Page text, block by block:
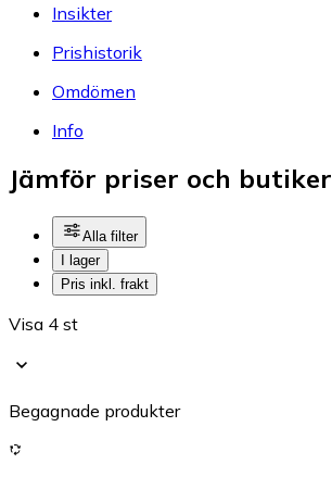
Insikter
Prishistorik
Omdömen
Info
Jämför priser och butiker
Alla filter
I lager
Pris inkl. frakt
Visa 4 st
Begagnade produkter